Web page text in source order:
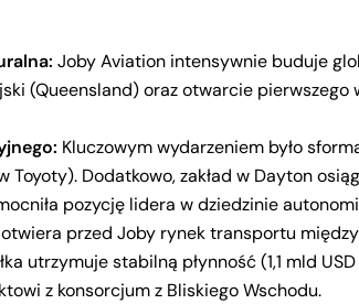
Joby Aviation intensywnie buduje
(Queensland) oraz otwarcie
Kluczowym wydarzeniem było
Toyoty). Dodatkowo, zakład w Dayton
pozycję lidera w dziedzinie
przed Joby rynek transportu
utrzymuje stabilną płynność (1,1 mld
z konsorcjum z Bliskiego Wschodu.